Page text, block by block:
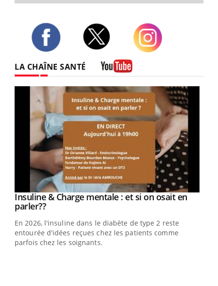
LA CHAÎNE SANTÉ
Youtube
Insuline & Charge mentale : et si on osait en
parler??Youtube
En 2026, l'insuline dans le diabète de type 2 reste
entourée d'idées reçues chez les patients comme
parfois chez les soignants.